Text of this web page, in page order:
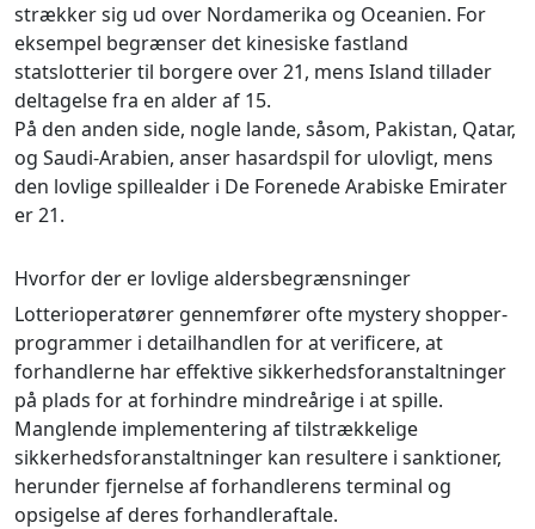
strækker sig ud over Nordamerika og Oceanien. For
eksempel begrænser det kinesiske fastland
statslotterier til borgere over 21, mens Island tillader
deltagelse fra en alder af 15.
På den anden side, nogle lande, såsom, Pakistan, Qatar,
og Saudi-Arabien, anser hasardspil for ulovligt, mens
den lovlige spillealder i De Forenede Arabiske Emirater
er 21.
Hvorfor der er lovlige aldersbegrænsninger
Lotterioperatører gennemfører ofte mystery shopper-
programmer i detailhandlen for at verificere, at
forhandlerne har effektive sikkerhedsforanstaltninger
på plads for at forhindre mindreårige i at spille.
Manglende implementering af tilstrækkelige
sikkerhedsforanstaltninger kan resultere i sanktioner,
herunder fjernelse af forhandlerens terminal og
opsigelse af deres forhandleraftale.